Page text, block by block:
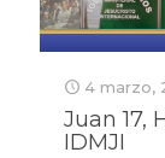
4 marzo,
Juan 17,
IDMJI